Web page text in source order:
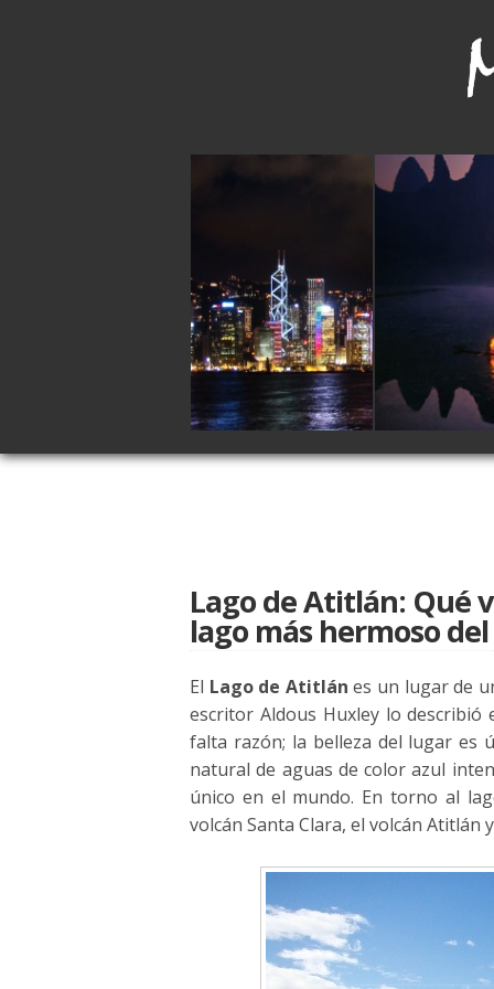
Lago de Atitlán: Qué
lago más hermoso
El Lago de Atitlán es un lugar de
escritor Aldous Huxley lo
falta razón; la belleza del lugar es
natural de aguas de color azul
único en el mundo. En torno al
volcán Santa Clara, el volcán Atitlán